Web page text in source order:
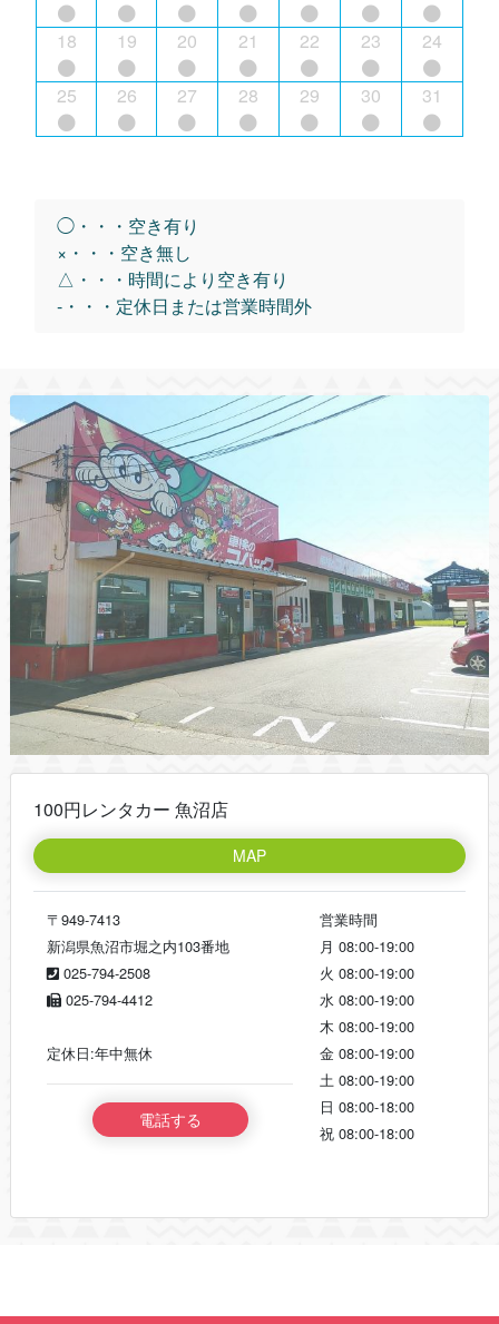
18 19 20 21 22 23 24
25 26 27 28 29 30 31
◯・・・空き有り
×・・・空き無し
△・・・時間により空き有り
-・・・定休日または営業時間外
100円レンタカー 魚沼店
MAP
〒949-7413
新潟県魚沼市堀之内103番地
025-794-2508
025-794-4412
定休日:年中無休
電話する
営業時間
月 08:00-19:00
火 08:00-19:00
水 08:00-19:00
木 08:00-19:00
金 08:00-19:00
土 08:00-19:00
日 08:00-18:00
祝 08:00-18:00